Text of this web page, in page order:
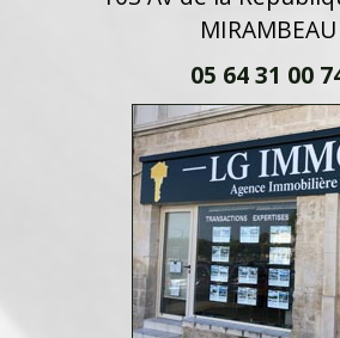
MIRAMBEAU
05 64 31 00